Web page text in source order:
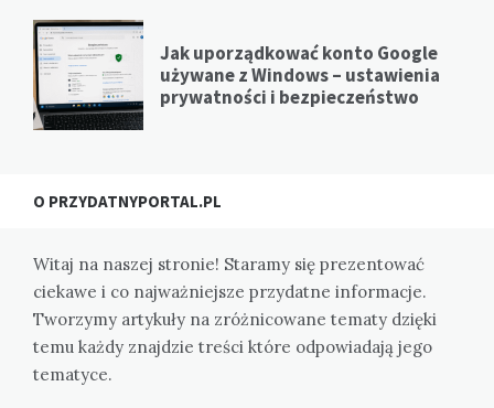
Jak uporządkować konto Google
używane z Windows – ustawienia
prywatności i bezpieczeństwo
O PRZYDATNYPORTAL.PL
Witaj na naszej stronie! Staramy się prezentować
ciekawe i co najważniejsze przydatne informacje.
Tworzymy artykuły na zróżnicowane tematy dzięki
temu każdy znajdzie treści które odpowiadają jego
tematyce.